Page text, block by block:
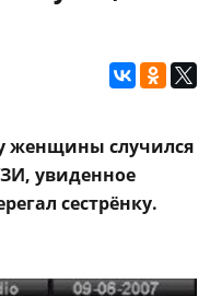
женщины случился
увиденное
сестрёнку.